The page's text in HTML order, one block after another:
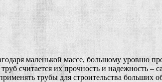
маленькой массе, большому уровню
считается их прочность и надежность –
трубы для строительства больших